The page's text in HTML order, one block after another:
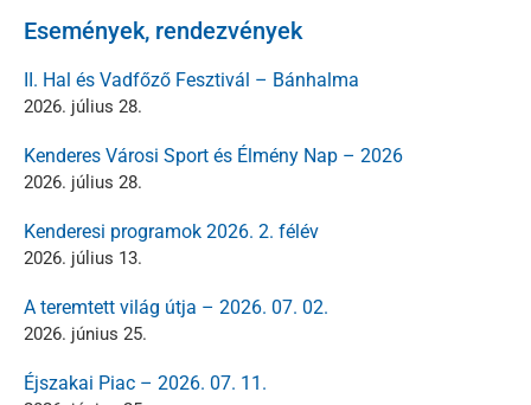
Események, rendezvények
II. Hal és Vadfőző Fesztivál – Bánhalma
2026. július 28.
Kenderes Városi Sport és Élmény Nap – 2026
2026. július 28.
Kenderesi programok 2026. 2. félév
2026. július 13.
A teremtett világ útja – 2026. 07. 02.
2026. június 25.
Éjszakai Piac – 2026. 07. 11.